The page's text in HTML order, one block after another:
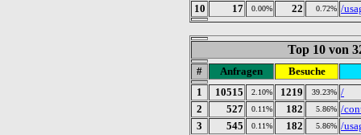
10
17 0.00% 22 0.72% /
Top 10 von
# Anfragen
Besuche
1
10515 2.10% 1219 39.23% /
2
527 0.11% 182 5.86% /
3
545 0.11% 182 5.86% /